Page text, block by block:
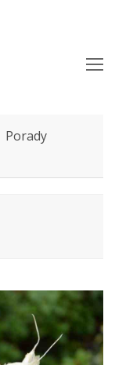
Porady